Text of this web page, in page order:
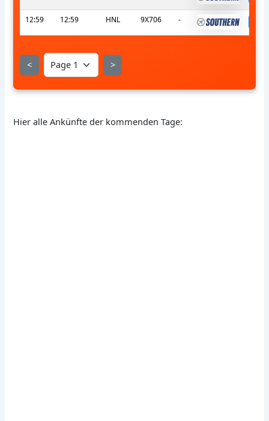
12:59 12:59 HNL 9X706 -
< >
Hier alle Ankünfte der kommenden Tage: